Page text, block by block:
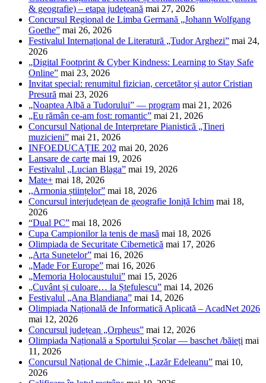
& geografie) – etapa județeană mai 27, 2026
Concursul Regional de Limba Germană „Johann Wolfgang
Goethe” mai 26, 2026
Festivalul Internațional de Literatură „Tudor Arghezi” mai 24,
2026
„Digital Footprint & Cyber Kindness: Learning to Stay Safe
Online” mai 23, 2026
Invitat special: renumitul fizician, cercetător și autor Cristian
Presură mai 23, 2026
„Noaptea Albă a Tudorului” — program mai 21, 2026
„Eu rămân ce-am fost: romantic” mai 21, 2026
Concursul Național de Interpretare Pianistică „Tineri
muzicieni” mai 21, 2026
INFOEDUCAȚIE 202 mai 20, 2026
Lansare de carte mai 19, 2026
Festivalul „Lucian Blaga” mai 19, 2026
Mate+ mai 18, 2026
,,Armonia științelor” mai 18, 2026
Concursul interjudețean de geografie Ioniță Ichim mai 18,
2026
“Dual PC” mai 18, 2026
Cupa Campionilor la tenis de masă mai 18, 2026
Olimpiada de Securitate Cibernetică mai 17, 2026
„Arta Sunetelor” mai 16, 2026
„Made For Europe” mai 16, 2026
„Memoria Holocaustului” mai 15, 2026
„Cuvânt și culoare… la Ștefulescu” mai 14, 2026
Festivalul „Ana Blandiana” mai 14, 2026
Olimpiada Națională de Informatică Aplicată – AcadNet 2026
mai 12, 2026
Concursul județean „Orpheus” mai 12, 2026
Olimpiada Națională a Sportului Școlar — baschet /băieți mai
11, 2026
Concursul Național de Chimie ,,Lazăr Edeleanu” mai 10,
2026